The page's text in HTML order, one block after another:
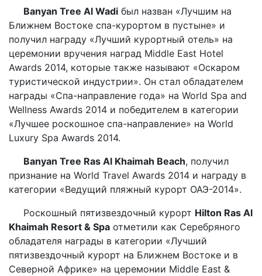
Banyan Tree Al Wadi был назван «Лучшим на
Ближнем Востоке спа-курортом в пустыне» и
получил награду «Лучший курортный отель» на
церемонии вручения наград Middle East Hotel
Awards 2014, которые также называют «Оскаром
туристической индустрии». Он стал обладателем
награды «Спа-направление года» на World Spa and
Wellness Awards 2014 и победителем в категории
«Лучшее роскошное спа-направление» на World
Luxury Spa Awards 2014.
Banyan Tree Ras Al Khaimah Beach, получил
признание на World Travel Awards 2014 и награду в
категории «Ведущий пляжный курорт ОАЭ-2014».
Роскошный пятизвездочный курорт Hilton Ras Al
Khaimah Resort & Spa отметили как Серебряного
обладателя награды в категории «Лучший
пятизвездочный курорт на Ближнем Востоке и в
Северной Африке» на церемонии Middle East &